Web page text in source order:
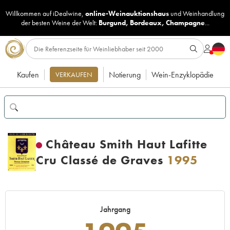
Willkommen auf iDealwine, online-Weinauktionshaus undWeinhandlung
der besten Weine der Welt: Burgund, Bordeaux, Champagne...
Kaufen VERKAUFEN Notierung Wein-Enzyklopädie
Château Smith Haut Lafitte
Cru Classé de Graves 1995
Jahrgang